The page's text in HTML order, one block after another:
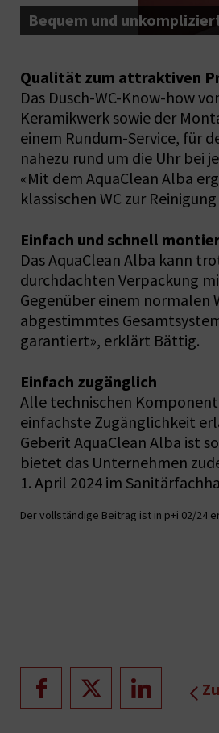
Bequem und
Qualität zum attraktiven
Das Dusch-WC-Know-how
Keramikwerk sowie der
einem Rundum-Service, für
nahezu rund um die Uhr bei
«Mit dem AquaClean Alba
klassischen WC zur
Einfach und schnell
Das AquaClean Alba kann
durchdachten Verpackung
Gegenüber einem normalen
abgestimmtes
garantiert», erklärt Bättig.
Einfach zugänglich
Alle technischen
einfachste Zugänglichkeit
Geberit AquaClean Alba ist
bietet das Unternehmen
1. April 2024 im
Der vollständige Beitrag ist in p+i 02/24